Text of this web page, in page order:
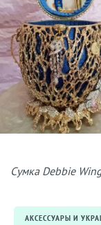
Сумка Debbie
АКСЕССУАРЫ И